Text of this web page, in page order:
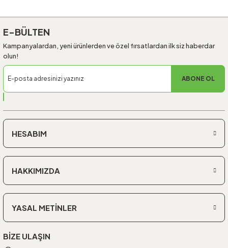
E-BÜLTEN
Kampanyalardan, yeni ürünlerden ve özel fırsatlardan ilk siz haberdar
olun!
ABONE OL
HESABIM
HAKKIMIZDA
YASAL METİNLER
BİZE ULAŞIN